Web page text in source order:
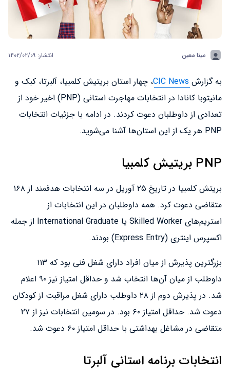
مینا معین انتشار: ۱۴۰۲/۰۲/۰۹
به گزارش CIC News، چهار استان بریتیش کلمبیا، آلبرتا، کبک و
مانیتوبا کانادا در انتخابات مهاجرت استانی (PNP) اخیر خود از
تعدادی از داوطلبان دعوت کردند. در ادامه با جزئیات انتخابات
PNP هر یک از این استان‌ها آشنا می‌شوید.
PNP بریتیش کلمبیا
بریتش کلمبیا در تاریخ ۲۵ آوریل در سه انتخابات هدفمند از ۱۶۸
متقاضی دعوت کرد. همه داوطلبان در این انتخابات از
استریم‌های Skilled Worker یا International Graduate از جمله
اکسپرس اینتری (Express Entry) بودند.
بزرگترین پذیرش از میان افراد دارای شغل فنی بود که ۱۱۳
داوطلب از میان آن‌ها انتخاب شد و حداقل امتیاز نیز ۹۰ اعلام
شد. در پذیرش دوم از ۲۸ داوطلب دارای شغل مراقبت از کودکان
دعوت شد. حداقل امتیاز ۶۰ بود. در سومین انتخابات نیز از ۲۷
متقاضی در مشاغل بهداشتی با حداقل امتیاز ۶۰ دعوت شد.
انتخابات برنامه استانی آلبرتا